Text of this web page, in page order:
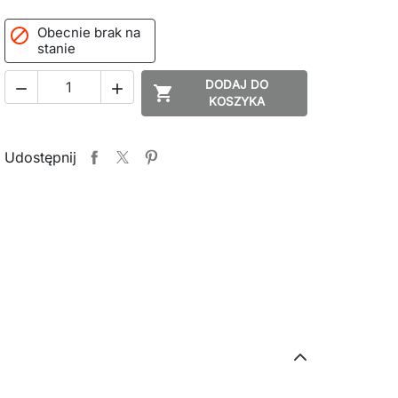
 Obecnie brak na
stanie
  
DODAJ DO
KOSZYKA
Udostępnij